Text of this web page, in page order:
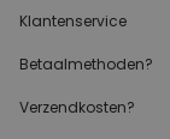
Klantenservice
Betaalmethoden?
Verzendkosten?